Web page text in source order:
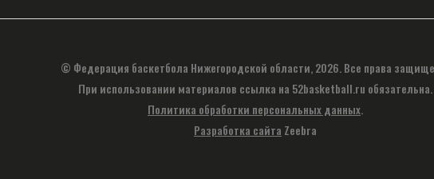
© Федерация баскетбола Нижегородской области, 2026. Все права
При использовании материалов ссылка на 52basketball.ru обязательна.
Политика обработки персональных данных.
Разработка сайта Zeebra